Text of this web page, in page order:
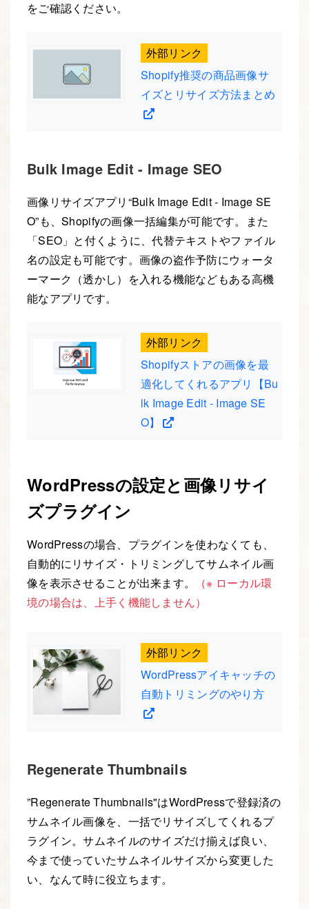
をご確認ください。
外部リンク
Shopify推奨の商品画像サ
イズとリサイズ方法まとめ
Bulk Image Edit ‑ Image SEO
画像リサイズアプリ“Bulk Image Edit ‑ Image SE
O”も、Shopifyの画像一括編集が可能です。また
「SEO」と付くように、代替テキストやファイル
名の設定も可能です。画像の盗作予防にウォータ
ーマーク（透かし）を入れる機能などもある高機
能なアプリです。
外部リンク
Shopifyストアの画像を最
適化してくれるアプリ【Bu
lk Image Edit ‑ Image SE
O】
WordPressの設定と画像リサイ
ズプラグイン
WordPressの場合、プラグインを使わなくても、
自動的にリサイズ・トリミングしてサムネイル画
像を表示させることが出来ます。
（※ ローカル環
境の場合は、上手く機能しません）
外部リンク
WordPressアイキャッチの
自動トリミングのやり方
Regenerate Thumbnails
”Regenerate Thumbnails"はWordPressで登録済の
サムネイル画像を、一括でリサイズしてくれるプ
ラグイン。サムネイルのサイズだけ揃えば良い、
今まで使っていたサムネイルサイズから変更した
い、なんて時に役立ちます。